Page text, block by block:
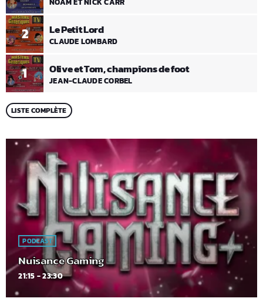
1 Olive et Tom, champions de foot
JEAN-CLAUDE CORBEL
2 Le Petit Lord
CLAUDE LOMBARD
LISTE COMPLÈTE
PODCAST
Nuisance Gaming
21:15 - 23:30